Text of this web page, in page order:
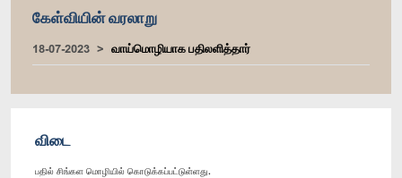
கேள்வியின் வரலாறு
18-07-2023 வாய்மொழியாக பதிலளித்தார்
விடை
பதில் சிங்கள மொழியில் கொடுக்கப்பட்டுள்ளது.